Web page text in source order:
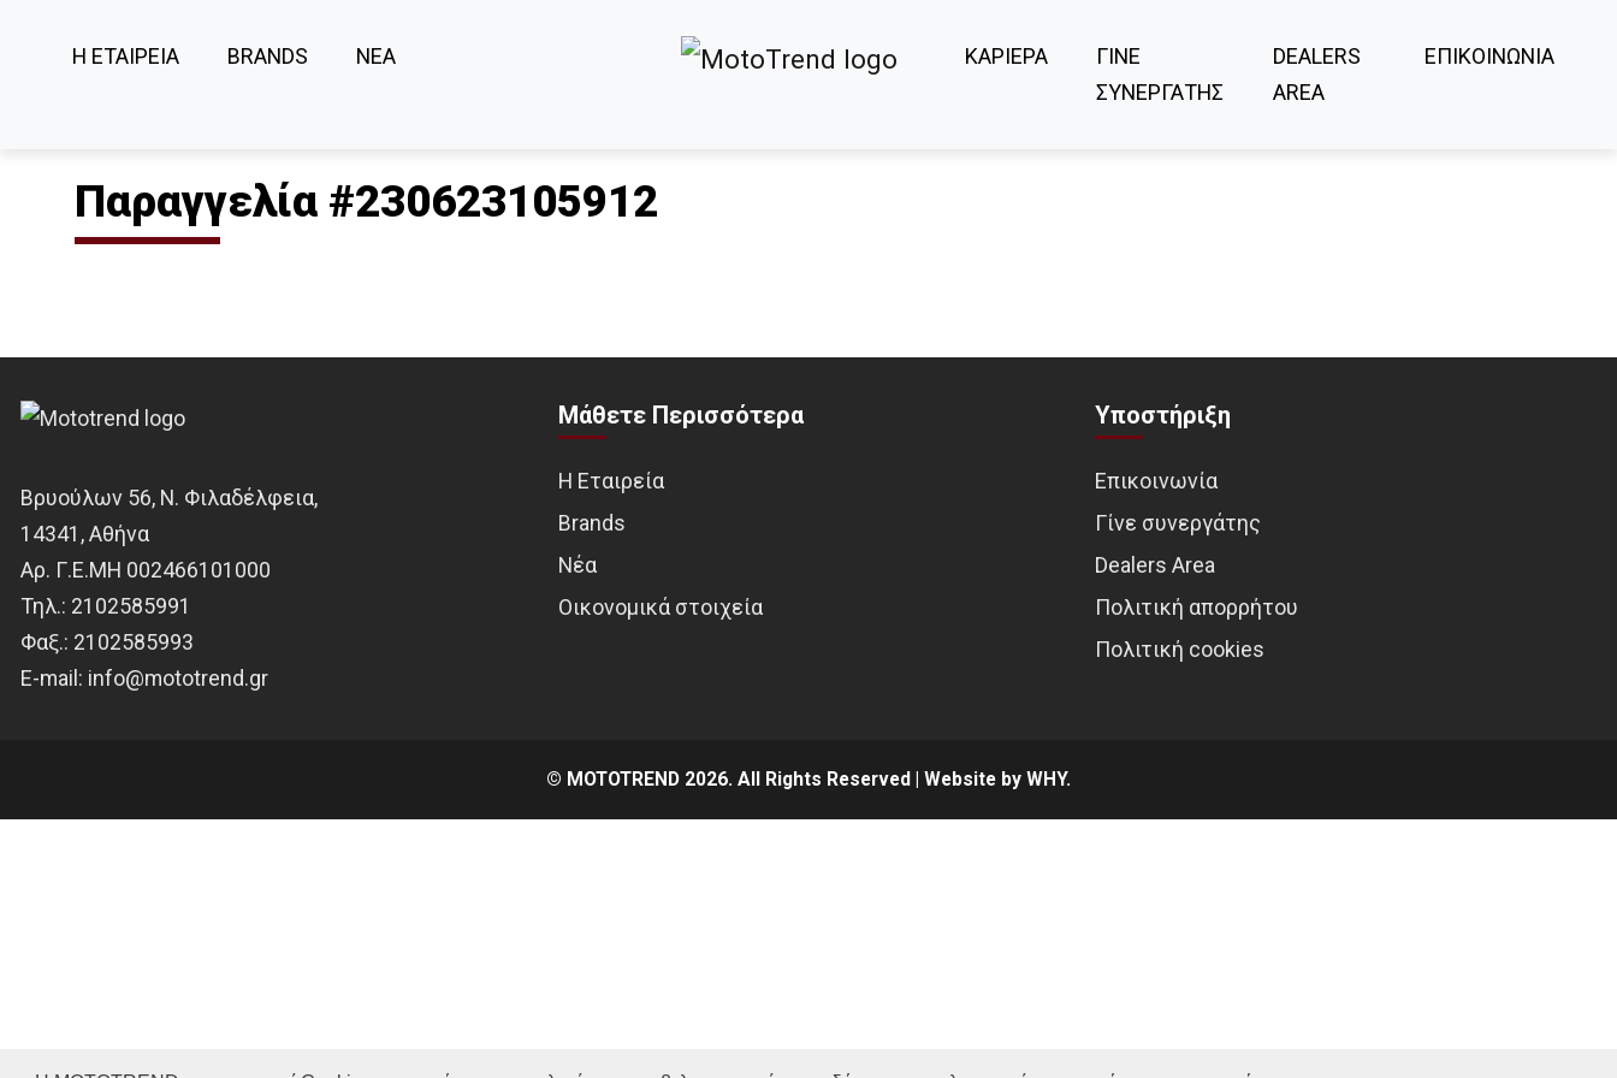
Η ΕΤΑΙΡΕΙΑ BRANDS ΝΕΑ ΚΑΡΙΕΡΑ
ΓΙΝΕ
ΣΥΝΕΡΓΑΤΗΣ
DEALERS
AREA
ΕΠΙΚΟΙΝΩΝΙΑ
Παραγγελία #230623105912
Βρυούλων 56, Ν. Φιλαδέλφεια,
14341, Αθήνα
Αρ. Γ.Ε.ΜΗ 002466101000
Τηλ.: 2102585991
Φαξ.: 2102585993
Ε-mail: info@mototrend.gr
Μάθετε Περισσότερα
Η Εταιρεία
Brands
Νέα
Οικονομικά στοιχεία
Υποστήριξη
Επικοινωνία
Γίνε συνεργάτης
Dealers Area
Πολιτική απορρήτου
Πολιτική cookies
© MOTOTREND 2026. All Rights Reserved | Website by WHY.